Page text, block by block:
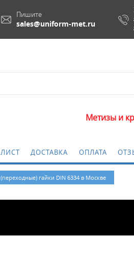
Пишите
sales@uniform-met.ru
Метизы и крепежные
ДОСТАВКА ОПЛАТА
гайки DIN 6334 в Москве